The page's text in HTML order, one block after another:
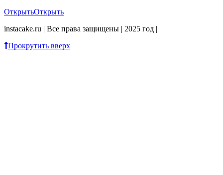
ОткрытьОткрыть
instacake.ru | Все права защищены | 2025 год |
Прокрутить вверх